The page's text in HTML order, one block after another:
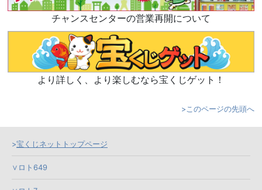
チャンスセンターの営業再開について
より詳しく、より楽しむなら宝くじゲット！
このページの先頭へ
宝くじネットトップページ
ロト649